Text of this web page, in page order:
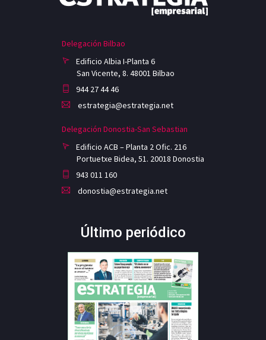
Delegación Bilbao
Edificio Albia I-Planta 6
San Vicente, 8. 48001 Bilbao
944 27 44 46
estrategia@estrategia.net
Delegación Donostia-San Sebastian
Edificio ACB – Planta 2 Ofic. 216
Portuetxe Bidea, 51. 20018 Donostia
943 011 160
donostia@estrategia.net
Último periódico